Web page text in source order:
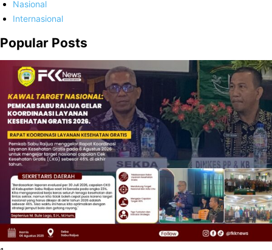
Nasional
Internasional
Popular Posts